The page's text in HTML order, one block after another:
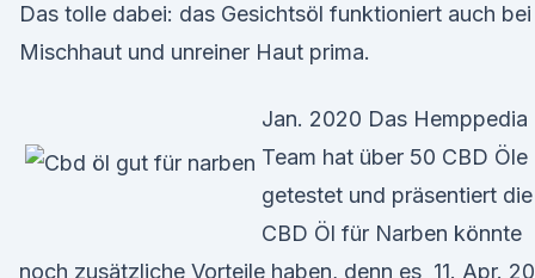
Das tolle dabei: das Gesichtsöl funktioniert auch bei
Mischhaut und unreiner Haut prima.
Jan. 2020 Das Hemppedia
Team hat über 50 CBD Öle
getestet und präsentiert die
CBD Öl für Narben könnte
noch zusätzliche Vorteile haben, denn es 11. Apr.